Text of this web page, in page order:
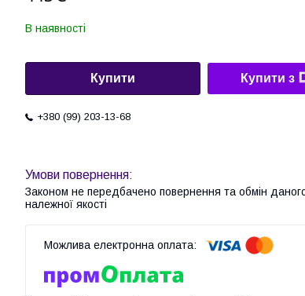
В наявності
Купити Купити з
+380 (99) 203-13-68
Законом не передбачено повернення та обмін
належної якості